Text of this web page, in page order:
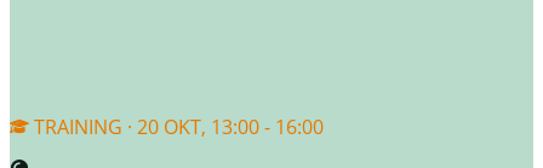
TRAINING · 20 OKT, 13:00 - 16:00